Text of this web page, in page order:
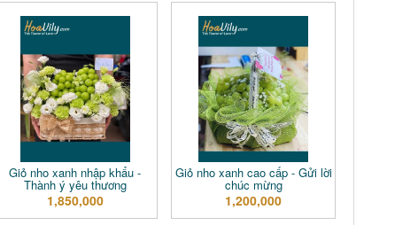
Giỏ nho xanh nhập khẩu -
Thành ý yêu thương
1,850,000
Giỏ nho xanh cao cấp - Gửi lời
chúc mừng
1,200,000